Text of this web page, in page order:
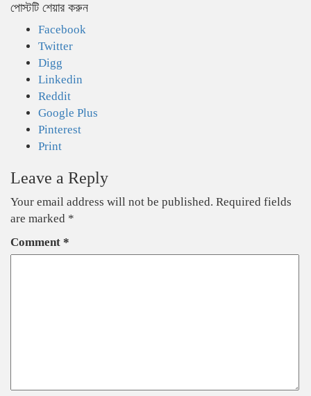
পোস্টটি শেয়ার করুন
Facebook
Twitter
Digg
Linkedin
Reddit
Google Plus
Pinterest
Print
Leave a Reply
Your email address will not be published. Required fields
are marked *
Comment *